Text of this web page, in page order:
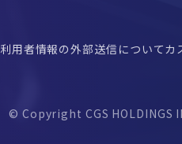
利用者情報の外部送信についてカ
© Copyright CGS HOLDINGS